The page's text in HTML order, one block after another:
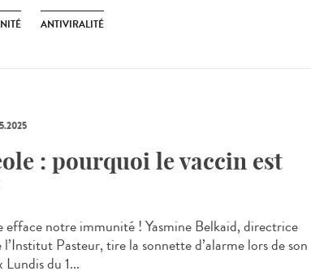
ANTIVIRALITÉ
: pourquoi le vaccin est
efface notre immunité ! Yasmine Belkaid, directrice
l’Institut Pasteur, tire la sonnette d’alarme lors de son
Lundis du 1...